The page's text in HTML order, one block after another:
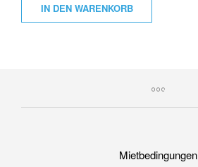
IN DEN WARENKORB
Mietbedingungen